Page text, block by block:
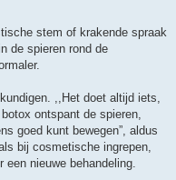
stem of krakende spraak
de spieren rond de
,,Het doet altijd iets,
ontspant de spieren,
goed kunt bewegen”, aldus
bij cosmetische ingrepen,
een nieuwe behandeling.